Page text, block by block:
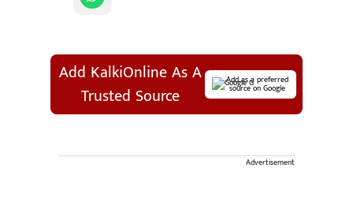
Add KalkiOnline As A
Trusted Source
Add as a preferred
source on Google
Advertisement